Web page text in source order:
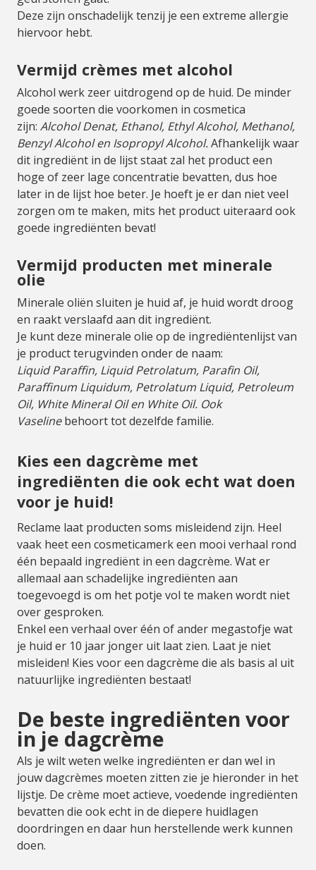
Deze zijn onschadelijk tenzij je een extreme allergie
hiervoor hebt.
Vermijd crèmes met alcohol
Alcohol werk zeer uitdrogend op de huid. De minder
goede soorten die voorkomen in cosmetica
zijn: Alcohol Denat, Ethanol, Ethyl Alcohol, Methanol,
Benzyl Alcohol en Isopropyl Alcohol.Afhankelijk waar
dit ingrediënt in de lijst staat zal het product een
hoge of zeer lage concentratie bevatten, dus hoe
later in de lijst hoe beter. Je hoeft je er dan niet veel
zorgen om te maken, mits het product uiteraard ook
goede ingrediënten bevat!
Vermijd producten met minerale
olie
Minerale oliën sluiten je huid af, je huid wordt droog
en raakt verslaafd aan dit ingrediënt.
Je kunt deze minerale olie op de ingrediëntenlijst van
je product terugvinden onder de naam:
Liquid Paraffin, Liquid Petrolatum, Parafin Oil,
Paraffinum Liquidum, Petrolatum Liquid, Petroleum
Oil, White Mineral Oil en White Oil. Ook
Vaselinebehoort tot dezelfde familie.
Kies een dagcrème met
ingrediënten die ook echt wat doen
voor je huid!
Reclame laat producten soms misleidend zijn. Heel
vaak heet een cosmeticamerk een mooi verhaal rond
één bepaald ingrediënt in een dagcrème. Wat er
allemaal aan schadelijke ingrediënten aan
toegevoegd is om het potje vol te maken wordt niet
over gesproken.
Enkel een verhaal over één of ander megastofje wat
je huid er 10 jaar jonger uit laat zien. Laat je niet
misleiden! Kies voor een dagcrème die als basis al uit
natuurlijke ingrediënten bestaat!
De beste ingrediënten voor
in je dagcrème
Als je wilt weten welke ingrediënten er dan wel in
jouw dagcrèmes moeten zitten zie je hieronder in het
lijstje. De crème moet actieve, voedende ingrediënten
bevatten die ook echt in de diepere huidlagen
doordringen en daar hun herstellende werk kunnen
doen.